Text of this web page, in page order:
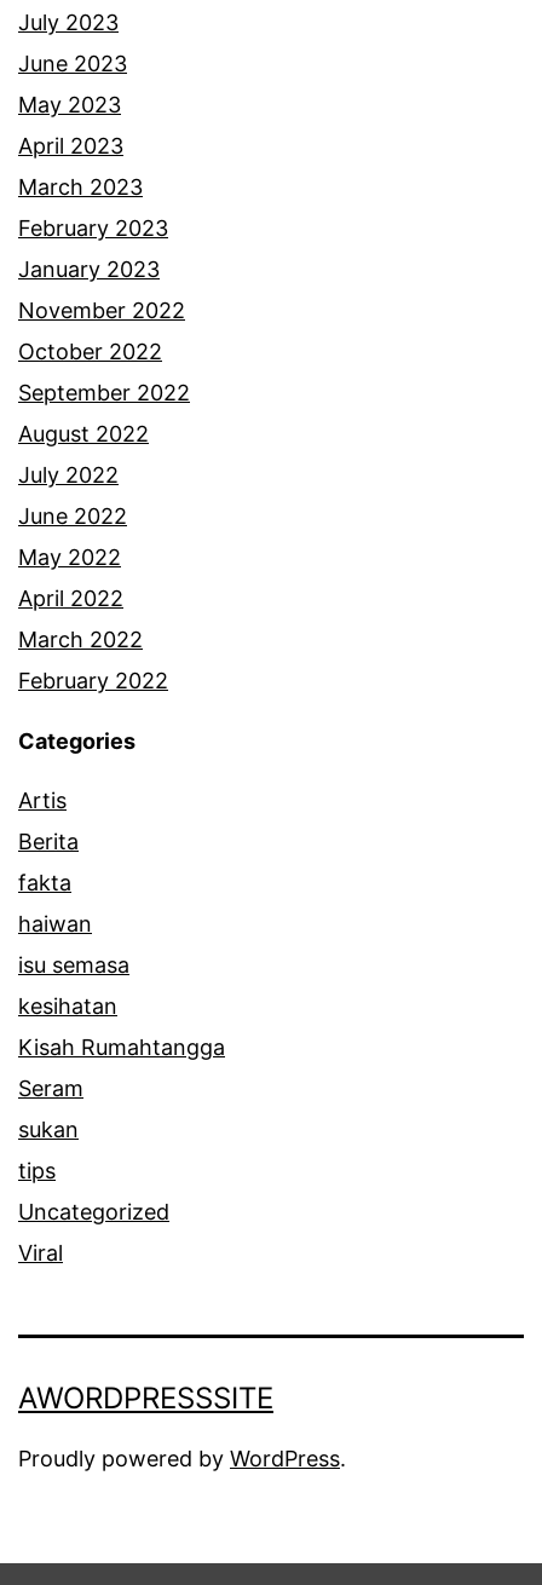
July 2023
June 2023
May 2023
April 2023
March 2023
February 2023
January 2023
November 2022
October 2022
September 2022
August 2022
July 2022
June 2022
May 2022
April 2022
March 2022
February 2022
Categories
Artis
Berita
fakta
haiwan
isu semasa
kesihatan
Kisah Rumahtangga
Seram
sukan
tips
Uncategorized
Viral
AWORDPRESSSITE
Proudly powered by WordPress.